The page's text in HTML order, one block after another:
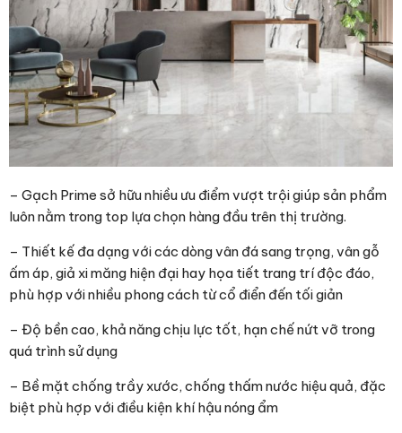
– Gạch Prime sở hữu nhiều ưu điểm vượt trội giúp sản phẩm
luôn nằm trong top lựa chọn hàng đầu trên thị trường.
– Thiết kế đa dạng với các dòng vân đá sang trọng, vân gỗ
ấm áp, giả xi măng hiện đại hay họa tiết trang trí độc đáo,
phù hợp với nhiều phong cách từ cổ điển đến tối giản
– Độ bền cao, khả năng chịu lực tốt, hạn chế nứt vỡ trong
quá trình sử dụng
– Bề mặt chống trầy xước, chống thấm nước hiệu quả, đặc
biệt phù hợp với điều kiện khí hậu nóng ẩm